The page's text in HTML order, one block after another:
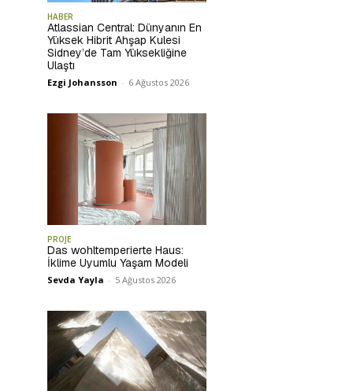
HABER
Atlassian Central: Dünyanın En
Yüksek Hibrit Ahşap Kulesi
Sidney’de Tam Yüksekliğine
Ulaştı
Ezgi Johansson - 6 Ağustos 2026
PROJE
Das wohltemperierte Haus:
İklime Uyumlu Yaşam Modeli
Sevda Yayla - 5 Ağustos 2026